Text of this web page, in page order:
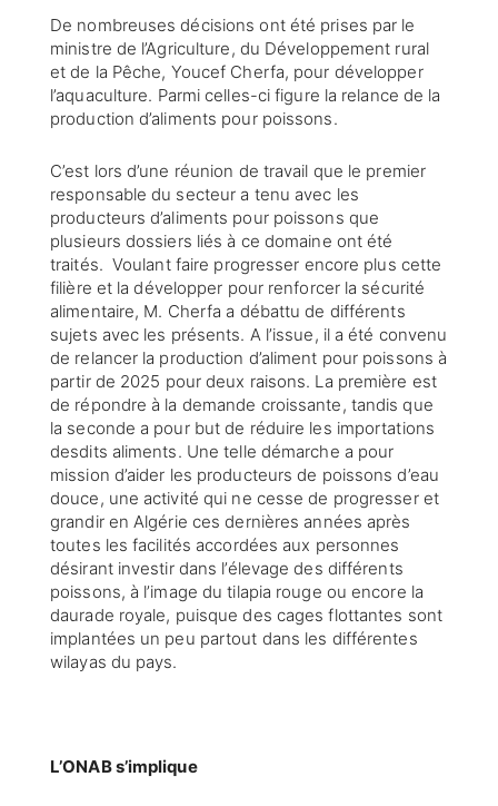
De nombreuses décisions ont été prises par le
ministre de l’Agriculture, du Développement rural
et de la Pêche, Youcef Cherfa, pour développer
l’aquaculture. Parmi celles-ci figure la relance de la
production d’aliments pour poissons.
C’est lors d’une réunion de travail que le premier
responsable du secteur a tenu avec les
producteurs d’aliments pour poissons que
plusieurs dossiers liés à ce domaine ont été
traités. Voulant faire progresser encore plus cette
filière et la développer pour renforcer la sécurité
alimentaire, M. Cherfa a débattu de différents
sujets avec les présents. A l’issue, il a été convenu
de relancer la production d’aliment pour poissons à
partir de 2025 pour deux raisons. La première est
de répondre à la demande croissante, tandis que
la seconde a pour but de réduire les importations
desdits aliments. Une telle démarche a pour
mission d’aider les producteurs de poissons d’eau
douce, une activité qui ne cesse de progresser et
grandir en Algérie ces dernières années après
toutes les facilités accordées aux personnes
désirant investir dans l’élevage des différents
poissons, à l’image du tilapia rouge ou encore la
daurade royale, puisque des cages flottantes sont
implantées un peu partout dans les différentes
wilayas du pays.
L’ONAB s’implique